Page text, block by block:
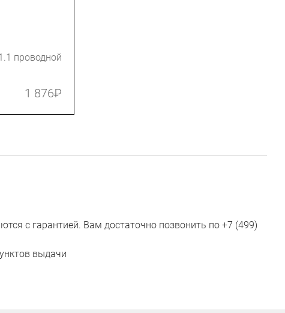
проводной
1 876₽
с гарантией. Вам достаточно позвонить по +7 (499)
выдачи